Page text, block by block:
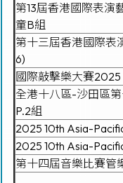
第13屆香港國際表演
童B組
第十三屆香港國際表
6)
國際敲擊樂大賽2025
全港十八區-沙田區
P.2組
2025 10th Asia-
2025 10th Asia-
第十四屆音樂比賽管